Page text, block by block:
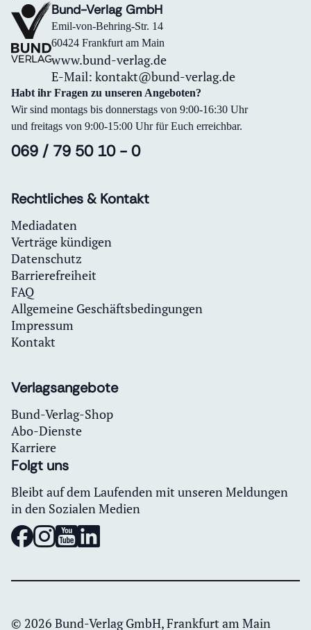
Bund-Verlag GmbH
Emil-von-Behring-Str. 14
60424 Frankfurt am Main
www.bund-verlag.de
E-Mail: kontakt@bund-verlag.de
Habt ihr Fragen zu unseren Angeboten?
Wir sind montags bis donnerstags von 9:00-16:30 Uhr
und freitags von 9:00-15:00 Uhr für Euch erreichbar.
069 / 79 50 10 - 0
Rechtliches & Kontakt
Mediadaten
Verträge kündigen
Datenschutz
Barrierefreiheit
FAQ
Allgemeine Geschäftsbedingungen
Impressum
Kontakt
Verlagsangebote
Bund-Verlag-Shop
Abo-Dienste
Karriere
Folgt uns
Bleibt auf dem Laufenden mit unseren Meldungen
in den Sozialen Medien
© 2026 Bund-Verlag GmbH, Frankfurt am Main